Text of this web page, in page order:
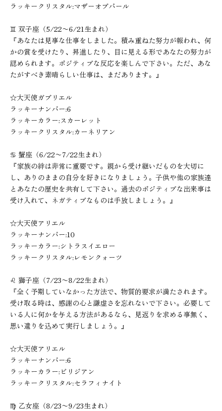
ラッキークリスタル:マザーオブパール
♊︎ 双子座（5/22〜6/21生まれ）
『あなたは見事な仕事をしました。積み重ねた努力が報われ、何
かの賞を受けたり、昇進したり、目に見える形であなたの努力が
認められます。ポジティブな反応を楽しんで下さい。ただ、あな
たがすべき素晴らしい仕事は、まだあります。』
☆大天使ガブリエル
ラッキーナンバー:6
ラッキーカラー:スカーレット
ラッキークリスタル:カーネリアン
♋︎ 蟹座（6/22〜7/22生まれ）
『家族の絆は非常に重要です。親から受け継いだものを大切に
し、ありのままの自分を好きになりましょう。子供や他の家族達
とあなたの歴史を共有して下さい。過去のポジティブな出来事は
受け入れて、ネガティブなものは手放しましょう。』
☆大天使アリエル
ラッキーナンバー:10
ラッキーカラー:シトラスイエロー
ラッキークリスタル:レモンクォーツ
♌︎ 獅子座（7/23〜8/22生まれ）
『全く予期していなかった方法で、物質的要求が満たされます。
受け取る時は、感謝の心と謙虚さを忘れないで下さい。必要して
いる人に何かを与える方法があるなら、見返りを求める事無く、
思い遣りを込めて実行しましょう。』
☆大天使アリエル
ラッキーナンバー:6
ラッキーカラー:ビリジアン
ラッキークリスタル:セラフィナイト
♍︎ 乙女座（8/23〜9/23生まれ）